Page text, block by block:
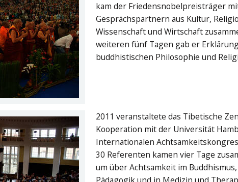
kam der Friedensnobelpreisträger
Gesprächspartnern aus Kultur,
Wissenschaft und Wirtschaft
weiteren fünf Tagen gab er
buddhistischen Philosophie und
2011 veranstaltete das Tibetische
Kooperation mit der Universität
Internationalen
30 Referenten kamen vier Tage
um über Achtsamkeit im